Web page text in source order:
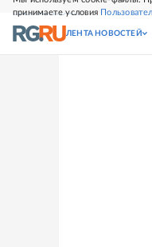
принимаете условия
СВЕЖИЙ НОМЕР
ЛЕНТА НОВОСТЕЙ